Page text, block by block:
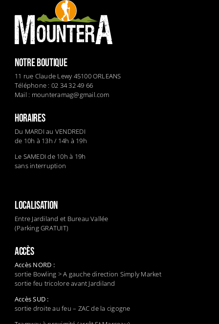
NOTRE BOUTIQUE
11 rue Claude Lewy 45100 ORLEANS
Téléphone : 02 34 32 49 66
Mail : mounteramag@gmail.com
HORAIRES
Du MARDI au VENDREDI
de 10h à 13h / 14h à 19h
Le SAMEDI de 10h à 19h
sans interruption
LOCALISATION
Entre Jardiland et Bureau Vallée
(Parking GRATUIT)
ACCÈS
Accès NORD :
sortie Bowling > A gauche direction Simply Market
sortie feu tricolore avant Jardiland
Accès SUD :
sortie droite au feu – ZAC de la cigogne